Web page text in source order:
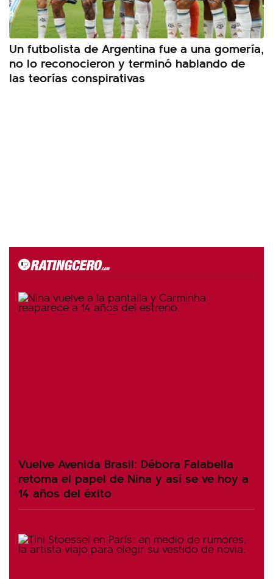
Un futbolista de Argentina fue a una gomería,
no lo reconocieron y terminó hablando de
las teorías conspirativas
Vuelve Avenida Brasil: Débora Falabella
retoma el papel de Nina y así se ve hoy a
14 años del éxito